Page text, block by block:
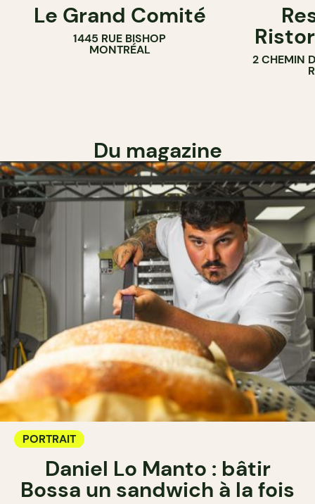
Le Grand Comité
1445 RUE BISHOP
MONTRÉAL
2 CHEMIN
Du magazine
PORTRAIT
Daniel Lo Manto : bâtir
Bossa un sandwich à la fois